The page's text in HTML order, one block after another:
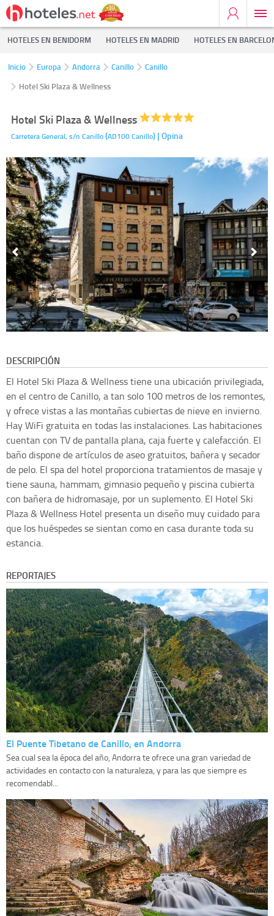
HOTELES EN BENIDORM HOTELES EN MADRID HOTELES EN
Inicio Europa Andorra Canillo
Canillo
Hotel Ski Plaza & Wellness
Hotel Ski Plaza & Wellness
Carretera General, s/n Canillo(AD100Canillo) | Opina
DESCRIPCIÓN
El Hotel Ski Plaza & Wellness tiene una ubicación privilegiada,
en el centro de Canillo, a tan solo 100 metros de los remontes,
y ofrece vistas a las montañas cubiertas de nieve en invierno.
Hay WiFi gratuita en todas las instalaciones. Las habitaciones
cuentan con TV de pantalla plana, caja fuerte y calefacción. El
baño dispone de artículos de aseo gratuitos, bañera y secador
de pelo. El spa del hotel proporciona tratamientos de masaje y
tiene sauna, hammam, gimnasio pequeño y piscina cubierta
con bañera de hidromasaje, por un suplemento. El Hotel Ski
Plaza & Wellness Hotel presenta un diseño muy cuidado para
que los huéspedes se sientan como en casa durante toda su
estancia.
REPORTAJES
El Puente Tibetano de Canillo, en Andorra
Sea cual sea la época del año, Andorra te ofrece una gran variedad de
actividades en contacto con la naturaleza, y para las que siempre es
recomendabl...